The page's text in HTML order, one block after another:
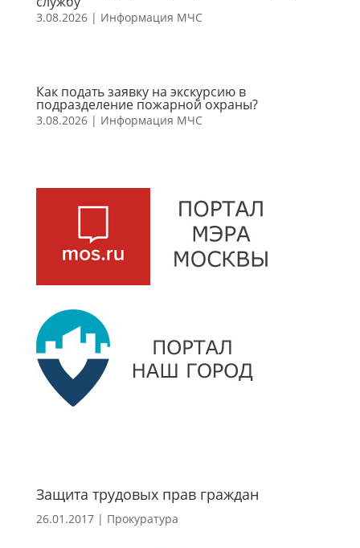
3.08.2026| Информация МЧС
Как подать заявку на экскурсию в
подразделение пожарной охраны?
3.08.2026| Информация МЧС
Защита трудовых прав граждан
26.01.2017| Прокуратура